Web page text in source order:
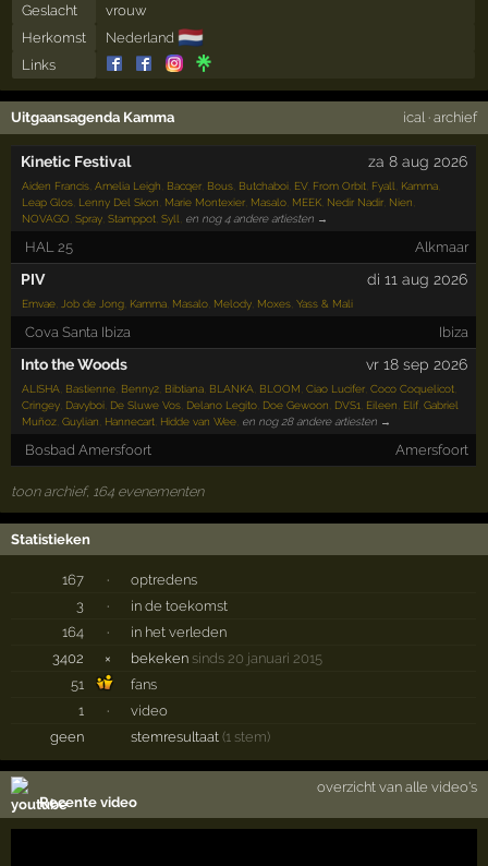
Geslacht
vrouw
Herkomst
Nederland 🇳🇱
Links
Uitgaansagenda Kamma ical· archief
Kinetic Festival za 8 aug 2026
Aiden Francis ,Amelia Leigh Bacqer Bous Butchaboi EV, From Orbit Fyall Kamma
Leap Glos Lenny Del Skon Marie Montexier Masalo MEEK Nedir Nadir Nien
NOVAGO ,Spray ,Stamppot ,Syll en nog 4 andere artiesten →
HAL 25 Alkmaar
PIV di 11 aug 2026
Emvae Job de Jong Kamma Masalo Melody Moxes ,Yass & Mali
Cova Santa Ibiza Ibiza
Into the Woods vr 18 sep 2026
ALISHA Bastienne Benny2 Bibtiana BLANKA BLOOM ,Ciao Lucifer ,Coco Coquelicot
Cringey Davyboi De Sluwe Vos Delano Legito Doe Gewoon DVS1 Eileen Elif ,Gabriel
Muñoz ,Guylian Hannecart Hidde van Wee en nog 28 andere artiesten →
Bosbad Amersfoort Amersfoort
toon archief, 164 evenementen
Statistieken
167 ·
optredens
3
·
in de toekomst
164
·
in het verleden
3402
× bekeken sinds 20 januari 2015
51
fans
1
·
video
geen
stemresultaat(1 stem)
Recente video
overzicht van alle video's